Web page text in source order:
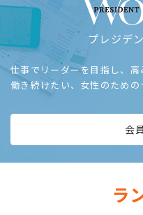
プレジデ
仕事でリーダーを目指し、
働き続けたい、女性のための
会
ラ